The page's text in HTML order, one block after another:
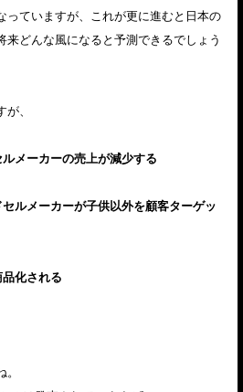
っていますが、これが更に進むと日本の
来どんな風になると予測できるでしょう
、
メーカーの売上が減少する
ルメーカーが子供以外を顧客ターゲッ
化される